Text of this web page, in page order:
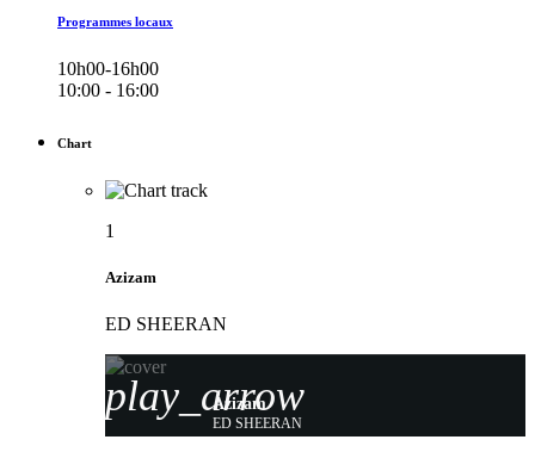
Programmes locaux
10h00-16h00
10:00 - 16:00
Chart
1
Azizam
ED SHEERAN
play_arrow
Azizam
ED SHEERAN